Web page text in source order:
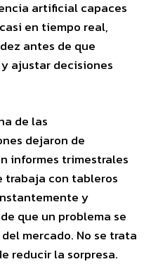
artificial capaces
en tiempo real,
antes de que
ajustar decisiones
de las
dejaron de
informes trimestrales
trabaja con tableros
y
que un problema se
mercado. No se trata
reducir la sorpresa.